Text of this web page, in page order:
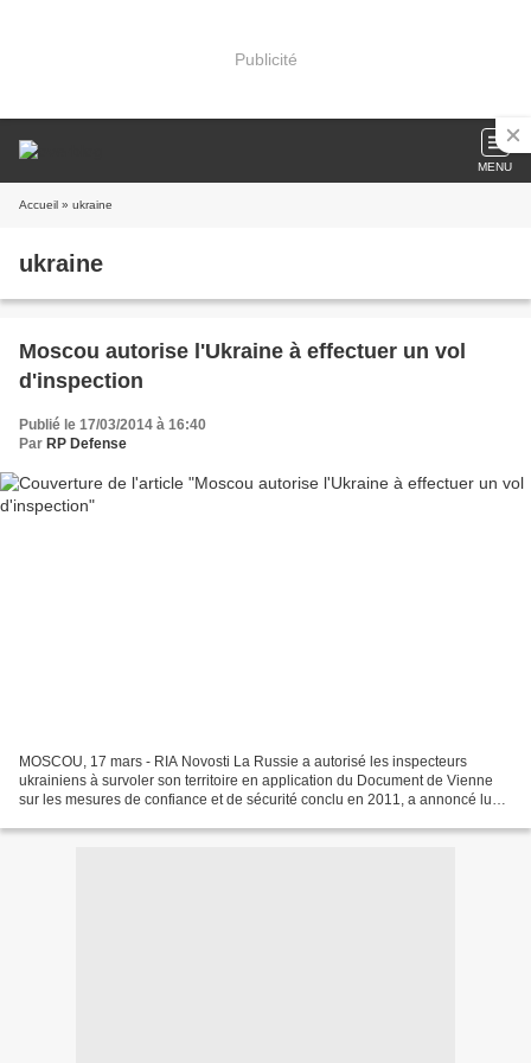
Publicité
MENU
Accueil » ukraine
ukraine
Moscou autorise l'Ukraine à effectuer un vol
d'inspection
Publié le 17/03/2014 à 16:40
Par RP Defense
MOSCOU, 17 mars - RIA Novosti La Russie a autorisé les inspecteurs
ukrainiens à survoler son territoire en application du Document de Vienne
sur les mesures de confiance et de sécurité conclu en 2011, a annoncé lundi